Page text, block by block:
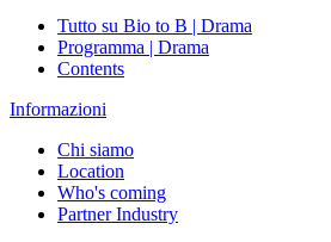
Tutto su Bio to B | Drama
Programma | Drama
Contents
Informazioni
Chi siamo
Location
Who's coming
Partner Industry